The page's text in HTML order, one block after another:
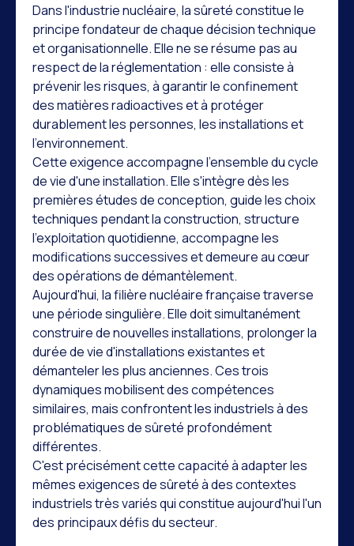
Dans l'industrie nucléaire, la sûreté constitue le
principe fondateur de chaque décision technique
et organisationnelle. Elle ne se résume pas au
respect de la réglementation : elle consiste à
prévenir les risques, à garantir le confinement
des matières radioactives et à protéger
durablement les personnes, les installations et
l'environnement.
Cette exigence accompagne l'ensemble du cycle
de vie d'une installation. Elle s'intègre dès les
premières études de conception, guide les choix
techniques pendant la construction, structure
l'exploitation quotidienne, accompagne les
modifications successives et demeure au cœur
des opérations de démantèlement.
Aujourd'hui, la filière nucléaire française traverse
une période singulière. Elle doit simultanément
construire de nouvelles installations, prolonger la
durée de vie d'installations existantes et
démanteler les plus anciennes. Ces trois
dynamiques mobilisent des compétences
similaires, mais confrontent les industriels à des
problématiques de sûreté profondément
différentes.
C'est précisément cette capacité à adapter les
mêmes exigences de sûreté à des contextes
industriels très variés qui constitue aujourd'hui l'un
des principaux défis du secteur.